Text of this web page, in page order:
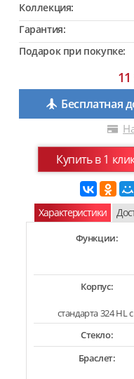
Коллекция:
Гарантия:
Подарок при покупке:
Бесплатная
Купить в 1
Характеристики
Функции:
Корпус:
стандарта 324 HL
Стекло:
Браслет: